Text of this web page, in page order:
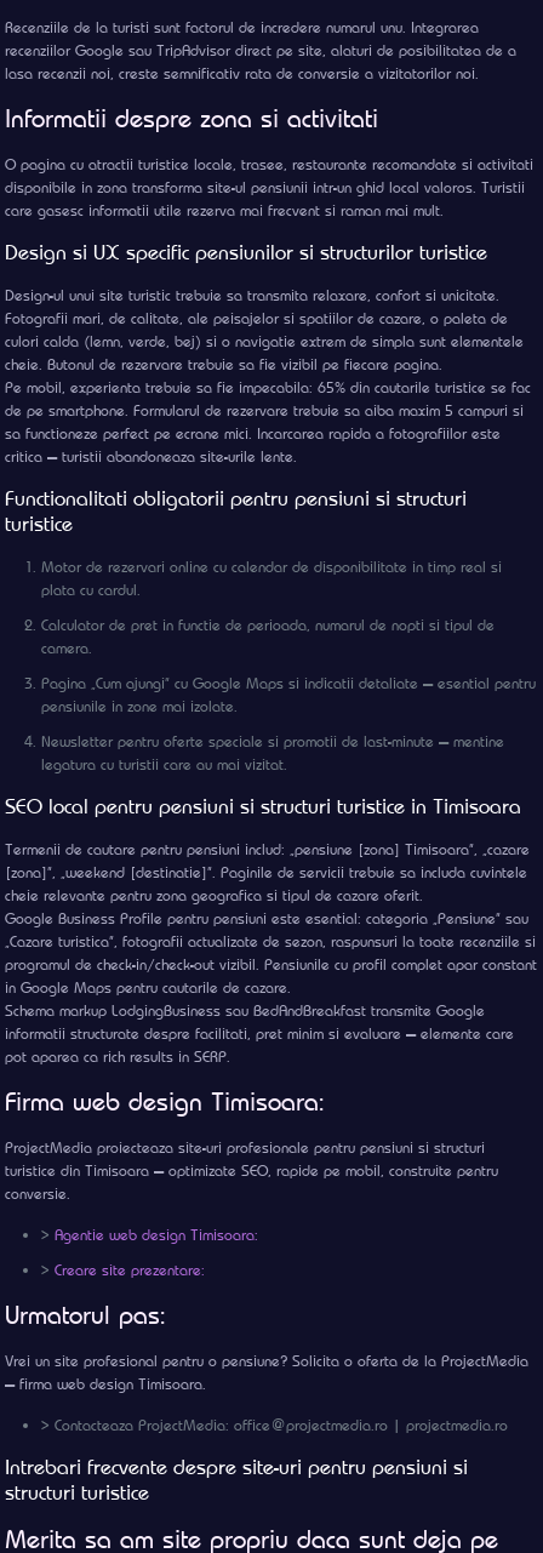
Recenziile de la turisti sunt factorul de incredere numarul unu. Integrarea
recenziilor Google sau TripAdvisor direct pe site, alaturi de posibilitatea de a
lasa recenzii noi, creste semnificativ rata de conversie a vizitatorilor noi.
Informatii despre zona si activitati
O pagina cu atractii turistice locale, trasee, restaurante recomandate si activitati
disponibile in zona transforma site-ul pensiunii intr-un ghid local valoros. Turistii
care gasesc informatii utile rezerva mai frecvent si raman mai mult.
Design si UX specific pensiunilor si structurilor turistice
Design-ul unui site turistic trebuie sa transmita relaxare, confort si unicitate.
Fotografii mari, de calitate, ale peisajelor si spatiilor de cazare, o paleta de
culori calda (lemn, verde, bej) si o navigatie extrem de simpla sunt elementele
cheie. Butonul de rezervare trebuie sa fie vizibil pe fiecare pagina.
Pe mobil, experienta trebuie sa fie impecabila: 65% din cautarile turistice se fac
de pe smartphone. Formularul de rezervare trebuie sa aiba maxim 5 campuri si
sa functioneze perfect pe ecrane mici. Incarcarea rapida a fotografiilor este
critica — turistii abandoneaza site-urile lente.
Functionalitati obligatorii pentru pensiuni si structuri
turistice
Motor de rezervari online cu calendar de disponibilitate in timp real si
plata cu cardul.
Calculator de pret in functie de perioada, numarul de nopti si tipul de
camera.
Pagina „Cum ajungi” cu Google Maps si indicatii detaliate — esential pentru
pensiunile in zone mai izolate.
Newsletter pentru oferte speciale si promotii de last-minute — mentine
legatura cu turistii care au mai vizitat.
SEO local pentru pensiuni si structuri turistice in Timisoara
Termenii de cautare pentru pensiuni includ: „pensiune [zona] Timisoara”, „cazare
[zona]”, „weekend [destinatie]”. Paginile de servicii trebuie sa includa cuvintele
cheie relevante pentru zona geografica si tipul de cazare oferit.
Google Business Profile pentru pensiuni este esential: categoria „Pensiune” sau
„Cazare turistica”, fotografii actualizate de sezon, raspunsuri la toate recenziile si
programul de check-in/check-out vizibil. Pensiunile cu profil complet apar constant
in Google Maps pentru cautarile de cazare.
Schema markup LodgingBusiness sau BedAndBreakfast transmite Google
informatii structurate despre facilitati, pret minim si evaluare — elemente care
pot aparea ca rich results in SERP.
Firma web design Timisoara:
ProjectMedia proiecteaza site-uri profesionale pentru pensiuni si structuri
turistice din Timisoara — optimizate SEO, rapide pe mobil, construite pentru
conversie.
>Agentie web design Timisoara:
>Creare site prezentare:
Urmatorul pas:
Vrei un site profesional pentru o pensiune? Solicita o oferta de la ProjectMedia
— firma web design Timisoara.
> Contacteaza ProjectMedia: office@projectmedia.ro | projectmedia.ro
Intrebari frecvente despre site-uri pentru pensiuni si
structuri turistice
Merita sa am site propriu daca sunt deja pe